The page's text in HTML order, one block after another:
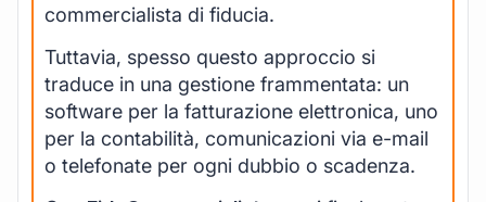
commercialista di fiducia.
Tuttavia, spesso questo approccio si
traduce in una gestione frammentata: un
software per la fatturazione elettronica, uno
per la contabilità, comunicazioni via e-mail
o telefonate per ogni dubbio o scadenza.